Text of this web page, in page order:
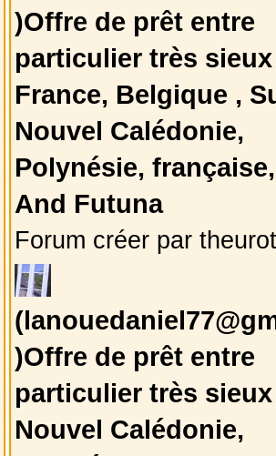
)Offre de prêt entre
particulier très
France, Belgique ,
Nouvel Calédonie,
Polynésie,
And Futuna
Forum créer par
)Offre de prêt entre
particulier très
Nouvel Calédonie,